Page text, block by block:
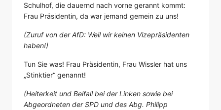
Schulhof, die dauernd nach vorne gerannt kommt:
Frau Präsidentin, da war jemand gemein zu uns!
(Zuruf von der AfD: Weil wir keinen Vizepräsidenten
haben!)
Tun Sie was! Frau Präsidentin, Frau Wissler hat uns
„Stinktier“ genannt!
(Heiterkeit und Beifall bei der Linken sowie bei
Abgeordneten der SPD und des Abg. Philipp